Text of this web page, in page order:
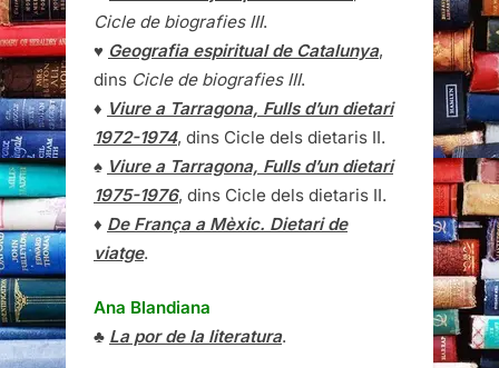
Cicle de biografies III.
♥ Geografia espiritual de Catalunya,
dins Cicle de biografies III.
♦ Viure a Tarragona, Fulls d’un dietari
1972-1974, dins Cicle dels dietaris II.
♠ Viure a Tarragona, Fulls d’un dietari
1975-1976, dins Cicle dels dietaris II.
♦ De França a Mèxic. Dietari de
viatge.
Ana Blandiana
♣ La por de la literatura.